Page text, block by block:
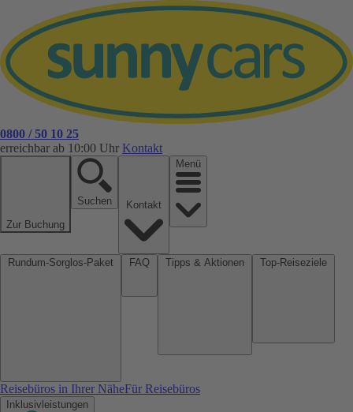
0800 / 50 10 25
erreichbar ab 10:00 Uhr Kontakt
Zur Buchung
Suchen
Menü
Reisebüros in Ihrer NäheFür Reisebüros
Inklusivleistungen